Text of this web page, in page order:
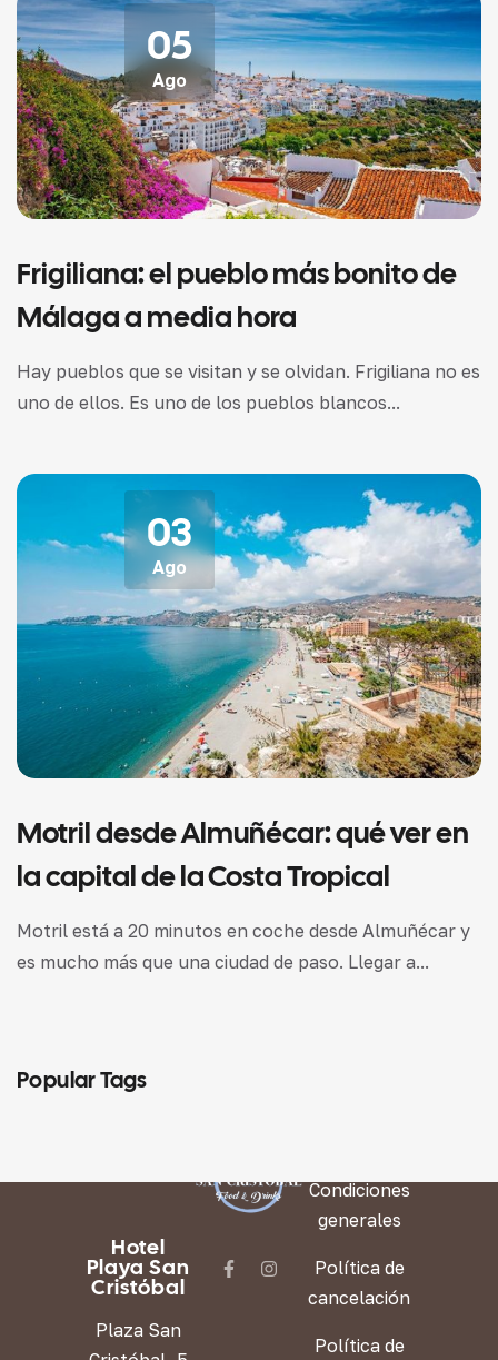
Frigiliana: el pueblo más bonito de
Málaga a media hora
Hay pueblos que se visitan y se olvidan. Frigiliana no es
uno de ellos. Es uno de los pueblos blancos...
05
Ago
Motril desde Almuñécar: qué ver en
la capital de la Costa Tropical
Motril está a 20 minutos en coche desde Almuñécar y
es mucho más que una ciudad de paso. Llegar a...
03
Ago
Popular Tags
Hotel
Playa San
Cristóbal
Plaza San
Condiciones
generales
Política de
cancelación
Política de